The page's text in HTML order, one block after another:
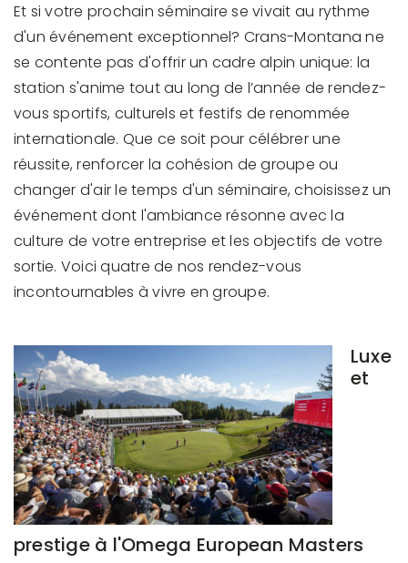
Et si votre prochain séminaire se vivait au rythme
d'un événement exceptionnel? Crans-Montana ne
se contente pas d'offrir un cadre alpin unique: la
station s'anime tout au long de l’année de rendez-
vous sportifs, culturels et festifs de renommée
internationale. Que ce soit pour célébrer une
réussite, renforcer la cohésion de groupe ou
changer d'air le temps d'un séminaire, choisissez un
événement dont l'ambiance résonne avec la
culture de votre entreprise et les objectifs de votre
sortie. Voici quatre de nos rendez-vous
incontournables à vivre en groupe.
Luxe
et
prestige à l'Omega European Masters